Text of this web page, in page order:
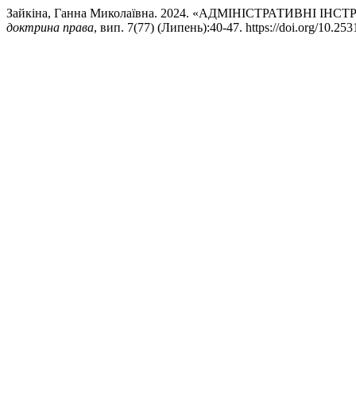
Зайкіна, Ганна Миколаївна. 2024.
доктрина права, вип. 7(77) (Липень):40-47. https://doi.org/